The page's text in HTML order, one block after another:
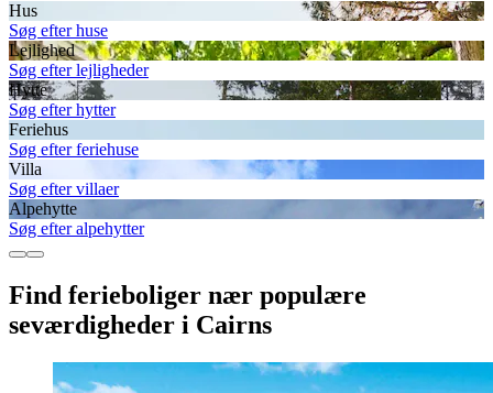
Hus
Søg efter huse
Lejlighed
Søg efter lejligheder
Hytte
Søg efter hytter
Feriehus
Søg efter feriehuse
Villa
Søg efter villaer
Alpehytte
Søg efter alpehytter
Find ferieboliger nær populære
seværdigheder i Cairns